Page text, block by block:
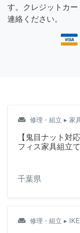
す。クレジットカ
連絡ください。
weekend 修理・組立 ▸ 家
【鬼目ナット対
フィス家具組立
千葉県
weekend 修理・組立 ▸